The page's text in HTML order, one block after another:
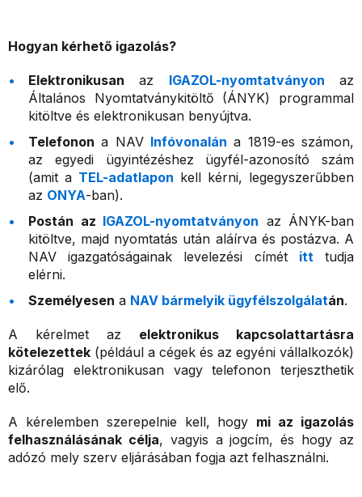
Hogyan kérhető igazolás?
Elektronikusan az IGAZOL-nyomtatványon az
Általános Nyomtatványkitöltő (ÁNYK) programmal
kitöltve és elektronikusan benyújtva.
Telefonon a NAV Infóvonalán a 1819-es számon,
az egyedi ügyintézéshez ügyfél-azonosító szám
(amit a TEL-adatlapon kell kérni, legegyszerűbben
az ONYA-ban).
Postán az IGAZOL-nyomtatványon az ÁNYK-ban
kitöltve, majd nyomtatás után aláírva és postázva. A
NAV igazgatóságainak levelezési címét itttudja
elérni.
Személyesen a NAV bármelyik ügyfélszolgálatán.
A kérelmet az elektronikus kapcsolattartásra
kötelezettek (például a cégek és az egyéni vállalkozók)
kizárólag elektronikusan vagy telefonon terjeszthetik
elő.
A kérelemben szerepelnie kell, hogy mi az igazolás
felhasználásának célja, vagyis a jogcím, és hogy az
adózó mely szerv eljárásában fogja azt felhasználni.